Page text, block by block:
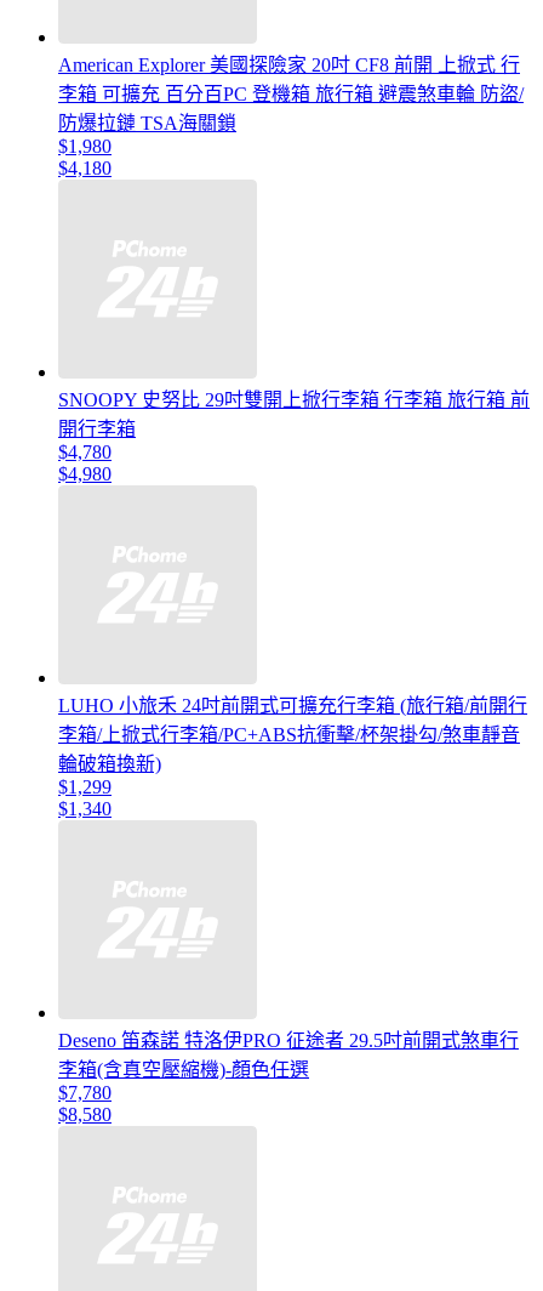
American Explorer 美國探險家 20吋 CF8 前開 上掀式 行
李箱 可擴充 百分百PC 登機箱 旅行箱 避震煞車輪 防盜/
防爆拉鏈 TSA海關鎖
$1,980
$4,180
SNOOPY 史努比 29吋雙開上掀行李箱 行李箱 旅行箱 前
開行李箱
$4,780
$4,980
LUHO 小旅禾 24吋前開式可擴充行李箱 (旅行箱/前開行
李箱/上掀式行李箱/PC+ABS抗衝擊/杯架掛勾/煞車靜音
輪破箱換新)
$1,299
$1,340
Deseno 笛森諾 特洛伊PRO 征途者 29.5吋前開式煞車行
李箱(含真空壓縮機)-顏色任選
$7,780
$8,580